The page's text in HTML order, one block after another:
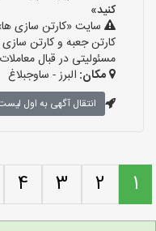
کنید»
سایت «کارتن سازی
کارتن جعبه و کارتن
مسئولیتی در قبال
مکان: البرز - ساوجبلاغ
انتقال آگهی به اول
1
2
3
4